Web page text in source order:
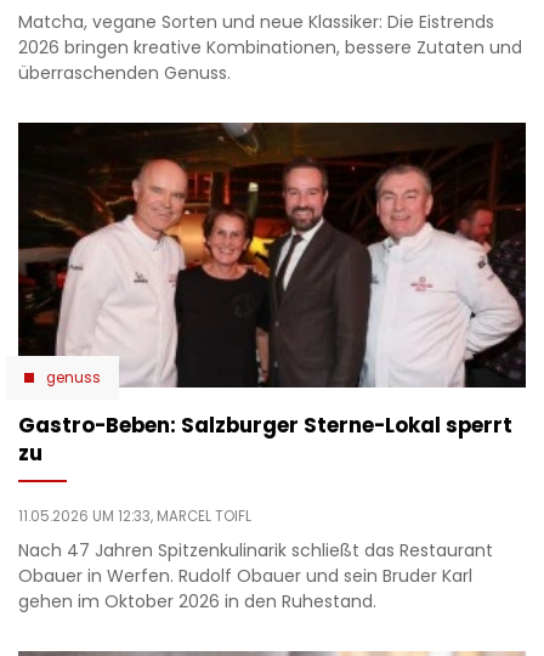
Matcha, vegane Sorten und neue Klassiker: Die Eistrends
2026 bringen kreative Kombinationen, bessere Zutaten und
überraschenden Genuss.
genuss
Gastro-Beben: Salzburger Sterne-Lokal sperrt
zu
11.05.2026 UM 12:33, MARCEL TOIFL
Nach 47 Jahren Spitzenkulinarik schließt das Restaurant
Obauer in Werfen. Rudolf Obauer und sein Bruder Karl
gehen im Oktober 2026 in den Ruhestand.